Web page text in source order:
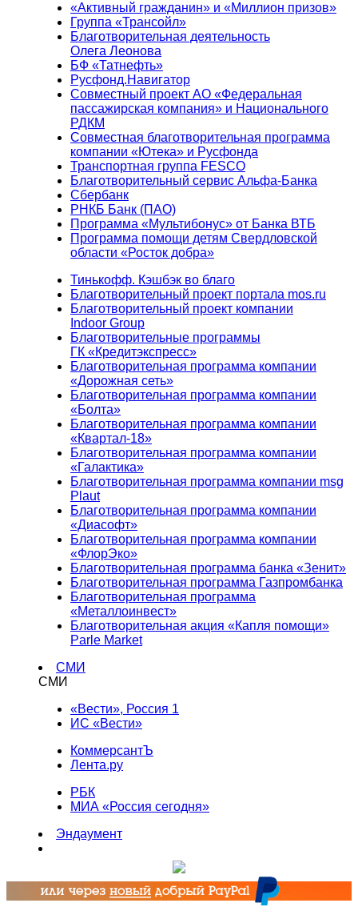
«Активный гражданин» и «Миллион призов»
Группа «Трансойл»
Благотворительная деятельность
Олега Леонова
БФ «Татнефть»
Русфонд.Навигатор
Совместный проект АО «Федеральная
пассажирская компания» и Национального
РДКМ
Совместная благотворительная программа
компании «Ютека» и Русфонда
Транспортная группа FESCO
Благотворительный сервис Альфа-Банка
Сбербанк
РНКБ Банк (ПАО)
Программа «Мультибонус» от Банка ВТБ
Программа помощи детям Свердловской
области «Росток добра»
Тинькофф. Кэшбэк во благо
Благотворительный проект портала mos.ru
Благотворительный проект компании
Indoor Group
Благотворительные программы
ГК «Кредитэкспресс»
Благотворительная программа компании
«Дорожная сеть»
Благотворительная программа компании
«Болта»
Благотворительная программа компании
«Квартал-18»
Благотворительная программа компании
«Галактика»
Благотворительная программа компании msg
Plaut
Благотворительная программа компании
«Диасофт»
Благотворительная программа компании
«ФлорЭко»
Благотворительная программа банка «Зенит»
Благотворительная программа Газпромбанка
Благотворительная программа
«Металлоинвест»
Благотворительная акция «Капля помощи»
Parle Market
СМИ
СМИ
«Вести», Россия 1
ИС «Вести»
КоммерсантЪ
Лента.ру
РБК
МИА «Россия сегодня»
Эндаумент